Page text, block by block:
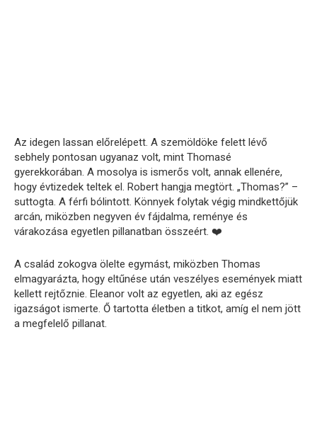
Az idegen lassan előrelépett. A szemöldöke felett lévő
sebhely pontosan ugyanaz volt, mint Thomasé
gyerekkorában. A mosolya is ismerős volt, annak ellenére,
hogy évtizedek teltek el. Robert hangja megtört. „Thomas?” –
suttogta. A férfi bólintott. Könnyek folytak végig mindkettőjük
arcán, miközben negyven év fájdalma, reménye és
várakozása egyetlen pillanatban összeért. ❤️
A család zokogva ölelte egymást, miközben Thomas
elmagyarázta, hogy eltűnése után veszélyes események miatt
kellett rejtőznie. Eleanor volt az egyetlen, aki az egész
igazságot ismerte. Ő tartotta életben a titkot, amíg el nem jött
a megfelelő pillanat.